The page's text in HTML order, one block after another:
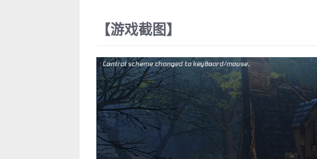
【游戏截图】